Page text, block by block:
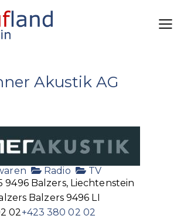
Akustik AG
Radio
TV
9496 Balzers, Liechtenstein
Balzers 9496 LI
02+423 380 02 02